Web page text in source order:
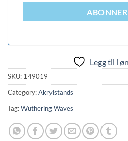
Legg til i
SKU: 149019
Category:Akrylstands
Tag:Wuthering Waves